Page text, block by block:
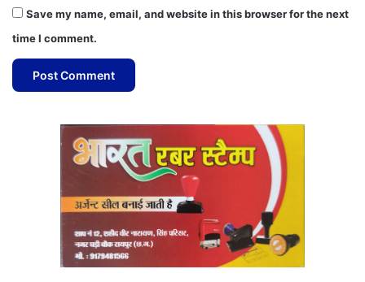
Save my name, email, and website in this browser for the next
time I comment.